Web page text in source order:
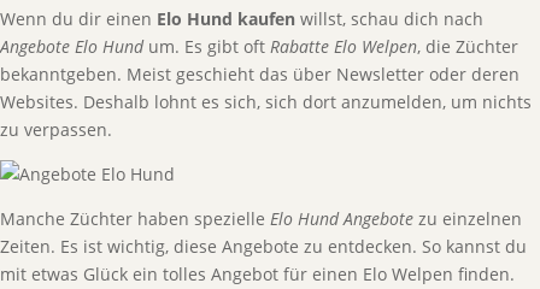
Wenn du dir einen Elo Hund kaufen willst, schau dich nach
Angebote Elo Hundum. Es gibt oft Rabatte Elo Welpen, die Züchter
bekanntgeben. Meist geschieht das über Newsletter oder deren
Websites. Deshalb lohnt es sich, sich dort anzumelden, um nichts
zu verpassen.
Manche Züchter haben spezielle Elo Hund Angebote zu einzelnen
Zeiten. Es ist wichtig, diese Angebote zu entdecken. So kannst du
mit etwas Glück ein tolles Angebot für einen Elo Welpen finden.